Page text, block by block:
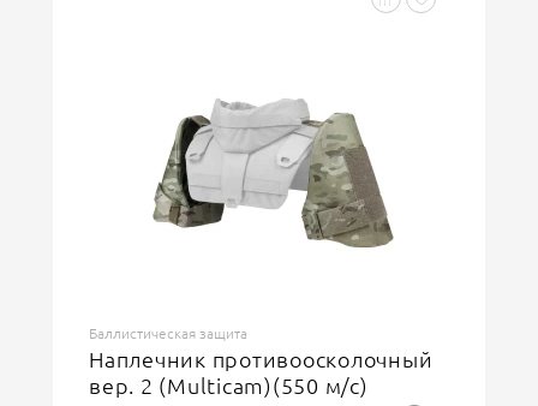
Баллистическая защита
Наплечник противоосколочный
вер. 2 (Multicam)(550 м/с)